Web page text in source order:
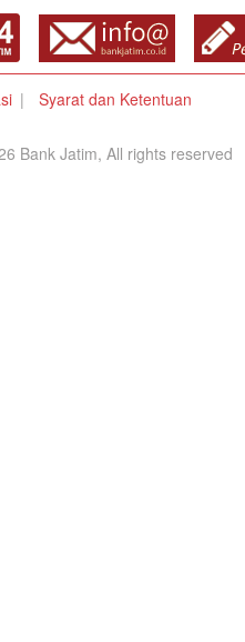
Syarat dan Ketentuan
Bank Jatim, All rights reserved